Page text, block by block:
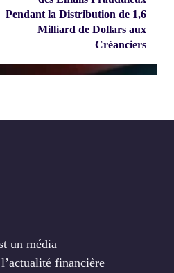
Pendant la Distribution de 1,6
Milliard de Dollars aux
Créanciers
un média
financière